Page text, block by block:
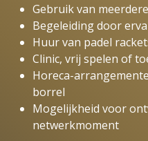
Gebruik van
Begeleiding door
Huur van padel
Clinic, vrij spelen of
Horeca-
borrel
Mogelijkheid voor
netwerkmoment